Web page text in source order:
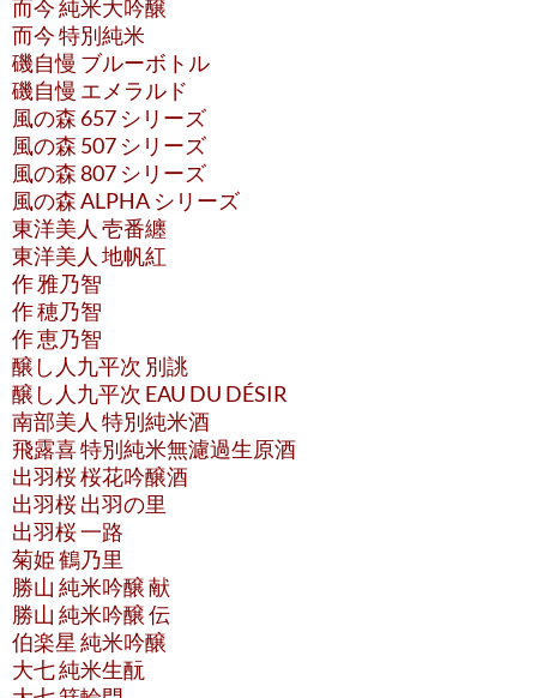
而今 純米大吟醸
而今 特別純米
磯自慢 ブルーボトル
磯自慢 エメラルド
風の森 657 シリーズ
風の森 507 シリーズ
風の森 807 シリーズ
風の森 ALPHA シリーズ
東洋美人 壱番纏
東洋美人 地帆紅
作 雅乃智
作 穂乃智
作 恵乃智
醸し人九平次 別誂
醸し人九平次 EAU DU DÉSIR
南部美人 特別純米酒
飛露喜 特別純米無濾過生原酒
出羽桜 桜花吟醸酒
出羽桜 出羽の里
出羽桜 一路
菊姫 鶴乃里
勝山 純米吟醸 献
勝山 純米吟醸 伝
伯楽星 純米吟醸
大七 純米生酛